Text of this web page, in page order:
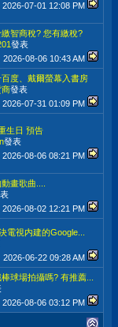
2026-07-01 12:08 PM
智商稅? 您有繳稅?
發表
2026-08-06 10:43 AM
度、戴爾螢幕入書房
商發表
2026-07-31 01:09 PM
生日 預告
發表
2026-08-06 08:21 PM
畫歌曲....
2026-08-02 12:21 PM
電視内建的Google...
2026-06-22 09:28 AM
球場拍攝嗎? 有推薦...
2026-08-06 03:12 PM